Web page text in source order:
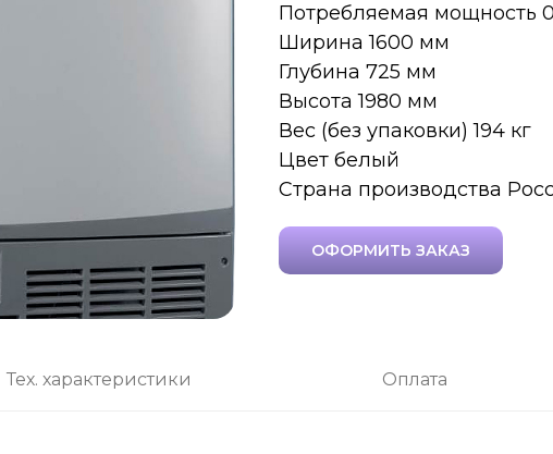
Потребляемая мощность
Ширина 1600 мм
Глубина 725 мм
Высота 1980 мм
Вес (без упаковки) 194 кг
Цвет белый
Страна производства
ОФОРМИТЬ ЗАКАЗ
Тех. характеристики Оплата